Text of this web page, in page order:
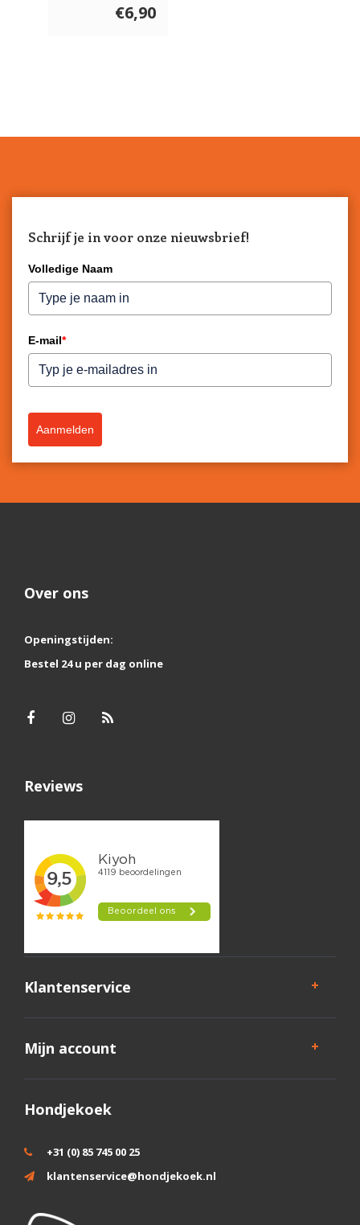
€6,90
Schrijf je in voor onze nieuwsbrief!
Volledige Naam
E-mail*
Aanmelden
Over ons
Openingstijden:
Bestel 24 u per dag online
Reviews
Klantenservice
Mijn account
Hondjekoek
+31 (0) 85 745 00 25
klantenservice@hondjekoek.nl